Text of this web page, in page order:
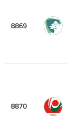
8869
8870